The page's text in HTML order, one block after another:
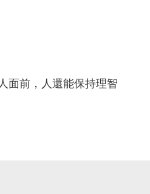
面前，人還能保持理智